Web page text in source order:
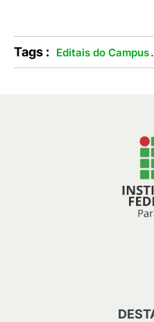
Tags : Editais do Campus.